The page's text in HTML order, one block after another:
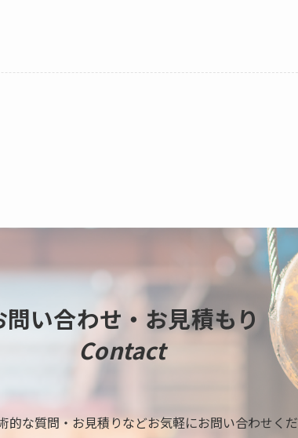
問い合わせ・お見積もり
Contact
的な質問・お見積りなどお気軽にお問い合わせく